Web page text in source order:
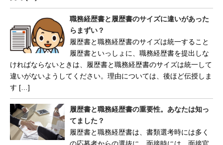
職務経歴書と履歴書のサイズに違いがあった
らまずい？
履歴書と職務経歴書のサイズは統一すること
履歴書といっしょに、職務経歴書を提出しな
ければならないときは、履歴書と職務経歴書のサイズは統一して
違いがないようしてください。理由については、後ほど伝授しま
す […]
履歴書と職務経歴書の重要性。あなたは知っ
てました？
履歴書と職務経歴書は、書類選考時には多く